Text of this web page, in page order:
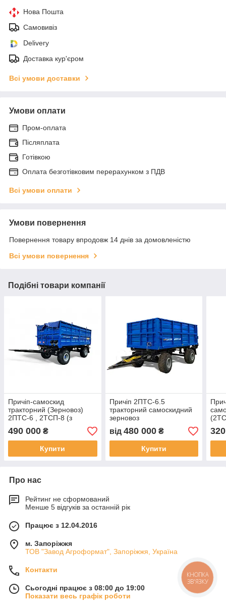
Нова Пошта
Самовивіз
Delivery
Доставка кур'єром
Всі умови доставки
Умови оплати
Пром-оплата
Післяплата
Готівкою
Оплата безготівковим перерахунком з ПДВ
Всі умови оплати
Умови повернення
Повернення товару впродовж 14 днів за домовленістю
Всі умови повернення
Подібні товари компанії
Причіп-самоскид
тракторний (Зерновоз)
2ПТС-6 , 2ТСП-8 (з
тентом)
490 000 ₴
Купити
Причіп 2ПТС-6.5
тракторний самоскидний
зерновоз
від 480 000₴
Купити
Про нас
Рейтинг не сформований
Менше 5 відгуків за останній рік
Працює з 12.04.2016
м. Запоріжжя
ТОВ "Завод Агроформат", Запоріжжя, Україна
Контакти
Сьогодні працює з 08:00 до 19:00
Показати весь графік роботи
КНОПКА
ЗВ'ЯЗКУ